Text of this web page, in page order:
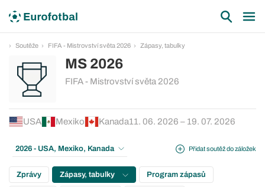
Soutěže FIFA - Mistrovství světa 2026 Zápasy, tabulky
MS 2026
FIFA - Mistrovství světa 2026
USA Mexiko Kanada11. 06. 2026 – 19. 07. 2026
Přidat soutěž do záložek
2026 - USA, Mexiko, Kanada
Zprávy Zápasy, tabulky Program zápasů